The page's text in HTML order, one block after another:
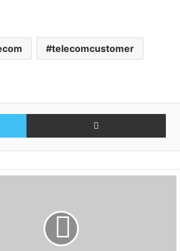
telecomcustomer
Twitter Share via Email